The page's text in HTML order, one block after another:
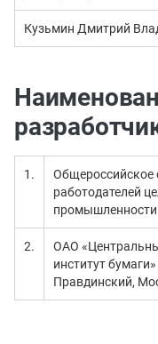
Кузьмин Дмитрий
1.
Общероссийское
работодателей
2.
ОАО
институт
Правдинский,